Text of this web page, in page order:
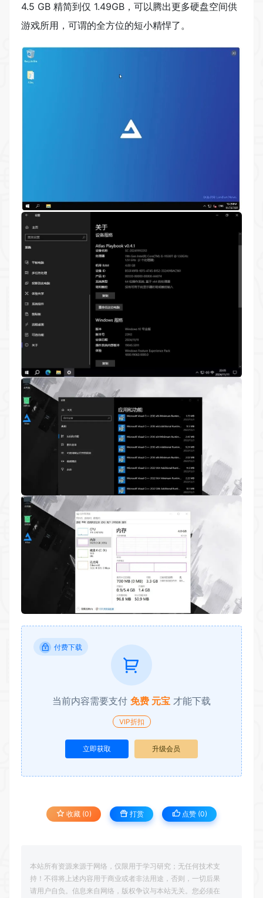
4.5 GB 精简到仅 1.49GB，可以腾出更多硬盘空间供
游戏所用，可谓的全方位的短小精悍了。
付费下载
当前内容需要支付 免费 元宝 才能下载
VIP折扣
立即获取 升级会员
收藏 (0) 打赏 点赞 (0)
本站所有资源来源于网络，仅限用于学习研究；无任何技术支
持！不得将上述内容用于商业或者非法用途，否则，一切后果
请用户自负。信息来自网络，版权争议与本站无关。您必须在